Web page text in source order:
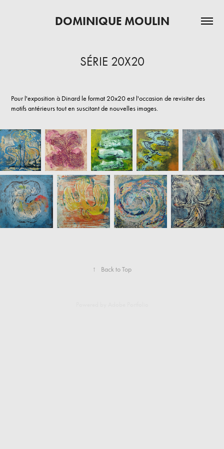
DOMINIQUE MOULIN
SÉRIE 20X20
Pour l'exposition à Dinard le format 20x20 est l'occasion de revisiter des
motifs antérieurs tout en suscitant de nouvelles images.
↑ Back to Top